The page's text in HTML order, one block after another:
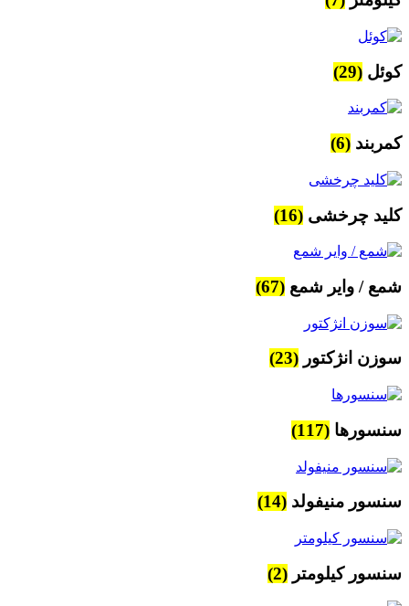
کوئل (29)
کمربند (6)
کلید چرخشی (16)
شمع / وایر شمع (67)
سوزن انژکتور (23)
سنسورها (117)
سنسور منیفولد (14)
سنسور کیلومتر (2)